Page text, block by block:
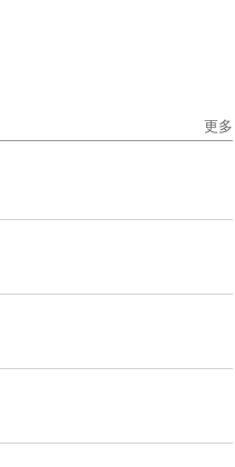
更多